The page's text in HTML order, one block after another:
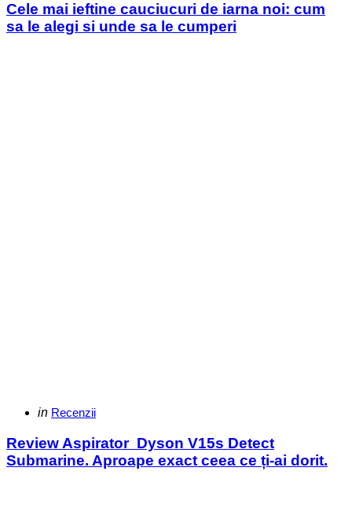
Cele mai ieftine cauciucuri de iarna noi: cum
sa le alegi si unde sa le cumperi
Categories
Posted
in Recenzii
Review Aspirator Dyson V15s Detect
Submarine. Aproape exact ceea ce ți-ai dorit.